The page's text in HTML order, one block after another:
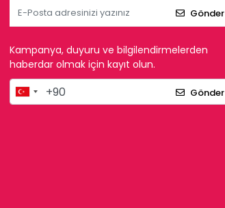
Gönder
Kampanya, duyuru ve bilgilendirmelerden
haberdar olmak için kayıt olun.
Gönder